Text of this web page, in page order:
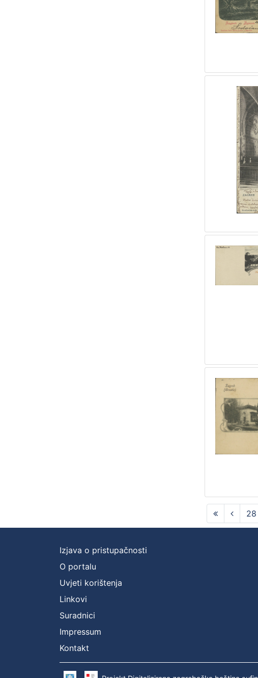
28
Izjava o pristupačnosti
O portalu
Uvjeti korištenja
Linkovi
Suradnici
Impressum
Kontakt